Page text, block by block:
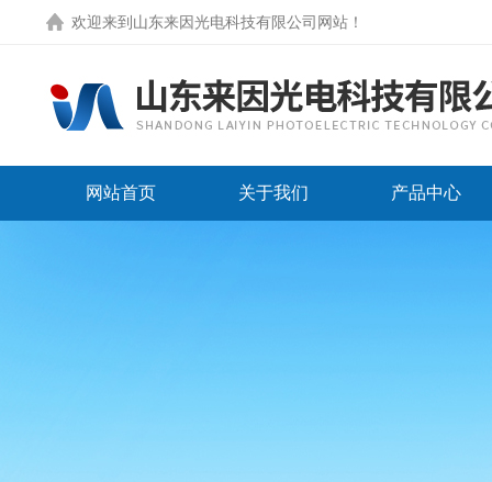
欢迎来到 山东来因光电科技有限公司网站 ！
网站首页 关于我们 产品中心